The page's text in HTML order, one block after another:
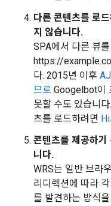
다른 콘텐츠를 로
지 않습니다.
SPA에서 다른 뷰
https://
다. 2015년 이후
므로 Googelbot이
못할 수도 있습니
츠를 로드하려면
콘텐츠를 제공하기
니다.
WRS는 일반 브라
리디렉션에 따라
를 발견하는 방식